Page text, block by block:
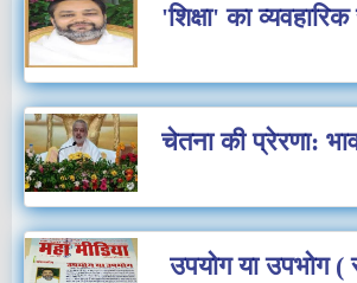
'शिक्षा' का
चेतना की प्रेरणा:
उपयोग या उपभोग (